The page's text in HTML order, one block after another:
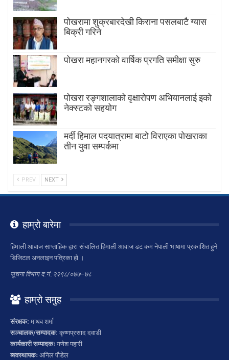
पोखरामा शुक्रबारदेखी किराना पसलबाटै ग्यास
बिक्री गरिने
पोखरा महानगरको वार्षिक प्रगति समीक्षा सुरु
पोखरा रङ्गशालाको वृक्षारोपण अभियानलाई इको
नेक्स्टको सहयोग
मर्दी हिमाल पदयात्रामा बाटाे विराएका पाेखराका
तीन युवा सम्पर्कमा
PREV NEXT
हाम्रो बारेमा
हिमाली आवाज साप्ताहिक द्वारा संचालित हिमाली आवाज डट कम नेपाली भाषामा प्रकाशित हुने
डिजिटल अनलाइन पत्रिका हो ।
सूचना विभाग द.नं.:२२९८/०७७–७८
हाम्रो समुह
संरक्षक: माधव शर्मा
सञ्चालक/सम्पादक: कृष्णप्रसाद दवाडी
कार्यकारी सम्पादकः गणेश पहारी
ब्यवस्थापकः अनिल पौडेल